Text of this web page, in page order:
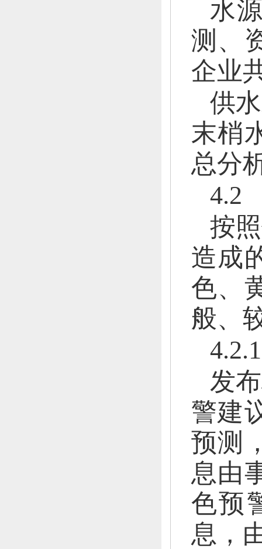
水
测、
企业
供
末梢
总分
4.2
按
造成
色、
般、
发
警建
预测
息由
色预
息，